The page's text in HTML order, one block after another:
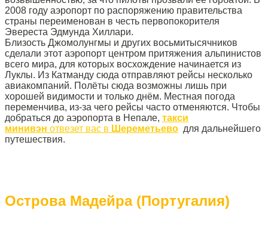
2008 году аэропорт по распоряжению правительства
страны переименован в честь первопокорителя
Эвереста Эдмунда Хиллари.
Близость Джомолунгмы и других восьмитысячников
сделали этот аэропорт центром притяжения альпинистов
всего мира, для которых восхождение начинается из
Луклы. Из Катманду сюда отправляют рейсы несколько
авиакомпаний. Полёты сюда возможны лишь при
хорошей видимости и только днём. Местная погода
переменчива, из-за чего рейсы часто отменяются. Чтобы
добраться до аэропорта в Непале, такси
минивэн отвезет вас в Шереметьево для дальнейшего
путешествия.
Острова Мадейра (Португалия)